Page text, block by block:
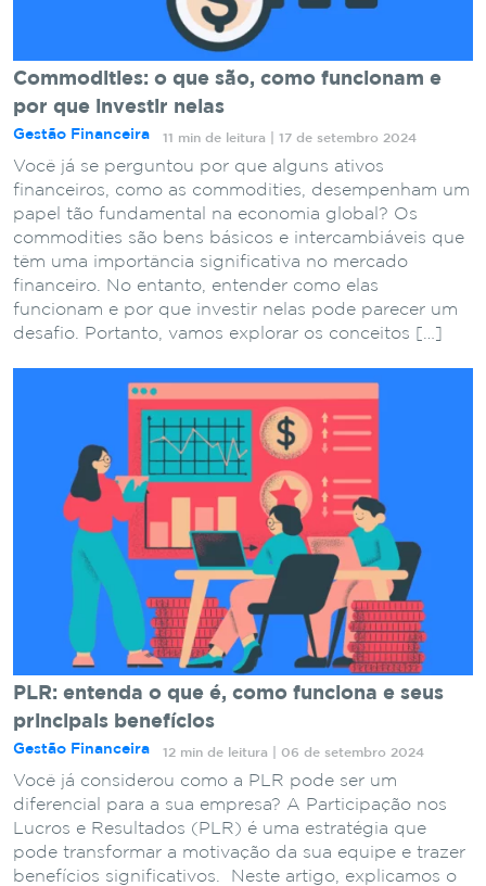
Commodities: o que são, como funcionam e
por que investir nelas
Gestão Financeira 11 min de leitura | 17 de setembro 2024
Você já se perguntou por que alguns ativos
financeiros, como as commodities, desempenham um
papel tão fundamental na economia global? Os
commodities são bens básicos e intercambiáveis que
têm uma importância significativa no mercado
financeiro. No entanto, entender como elas
funcionam e por que investir nelas pode parecer um
desafio. Portanto, vamos explorar os conceitos […]
PLR: entenda o que é, como funciona e seus
principais benefícios
Gestão Financeira 12 min de leitura | 06 de setembro 2024
Você já considerou como a PLR pode ser um
diferencial para a sua empresa? A Participação nos
Lucros e Resultados (PLR) é uma estratégia que
pode transformar a motivação da sua equipe e trazer
benefícios significativos. Neste artigo, explicamos o